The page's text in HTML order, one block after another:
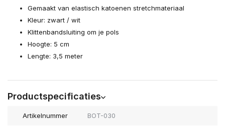
Gemaakt van elastisch katoenen stretchmateriaal
Kleur: zwart / wit
Klittenbandsluiting om je pols
Hoogte: 5 cm
Lengte: 3,5 meter
Productspecificaties
Artikelnummer BOT-030